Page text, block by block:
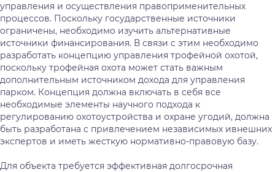
управления и осуществления правоприменительных
процессов. Поскольку государственные источники
ограничены, необходимо изучить альтернативные
источники финансирования. В связи с этим необходимо
разработать концепцию управления трофейной охотой,
поскольку трофейная охота может стать важным
дополнительным источником дохода для управления
парком. Концепция должна включать в себя все
необходимые элементы научного подхода к
регулированию охотоустройства и охране угодий, должна
быть разработана с привлечением независимых ивнешних
экспертов и иметь жесткую нормативно-правовую базу.
Для объекта требуется эффективная долгосрочная